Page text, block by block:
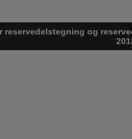
reservedelstegning og